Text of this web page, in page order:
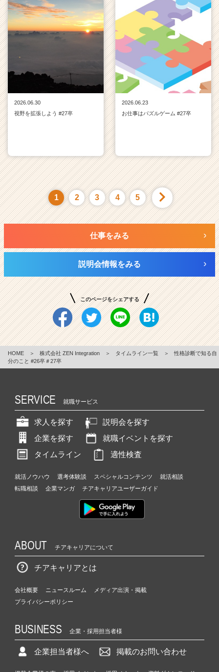
2026.06.30
視野を拡張しよう #27卒
2026.06.23
お仕事はパズルゲーム #27卒
1 2 3 4 5
仕事をみる
説明会情報をみる
このページをシェアする
HOME ＞ 株式会社 ZEN Integration ＞ タイムライン一覧 ＞
性格診断で知る自
分のこと #26卒＃27卒
SERVICE 就職サービス
求人を探す
説明会を探す
企業を探す
就職イベントを探す
タイムライン
適性検査
就活ノウハウ 選考体験談 スペシャルコンテンツ
就活相談
転職相談
企業マンガ チアキャリアユーザーガイド
ABOUT チアキャリアについて
チアキャリアとは
会社概要 ニュースルーム
メディア出演・掲載
プライバシーポリシー
BUSINESS 企業・採用担当者様
企業担当者様へ 掲載のお問い合わせ